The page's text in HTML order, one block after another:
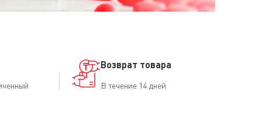
Возврат товара
В течение 14 дней